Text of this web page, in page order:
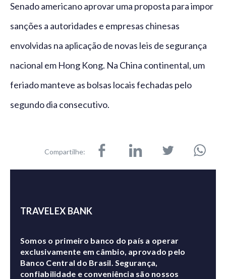
Senado americano aprovar uma proposta para impor
sanções a autoridades e empresas chinesas
envolvidas na aplicação de novas leis de segurança
nacional em Hong Kong. Na China continental, um
feriado manteve as bolsas locais fechadas pelo
segundo dia consecutivo.
Compartilhe:
TRAVELEX BANK
Somos o primeiro banco do país a operar
exclusivamente em câmbio, aprovado pelo
Banco Central do Brasil. Segurança,
confiabilidade e conveniência são nossos